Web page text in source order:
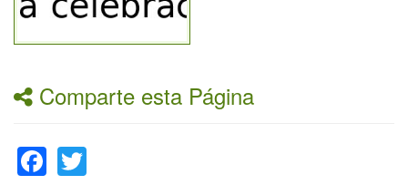
Comparte esta Página
Facebook